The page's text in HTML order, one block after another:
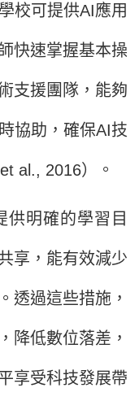
校可提供AI應用
快速掌握基本操
支援團隊，能夠
協助，確保AI技
al., 2016）。
明確的學習目
享，能有效減少
透過這些措施，
降低數位落差，
享受科技發展帶